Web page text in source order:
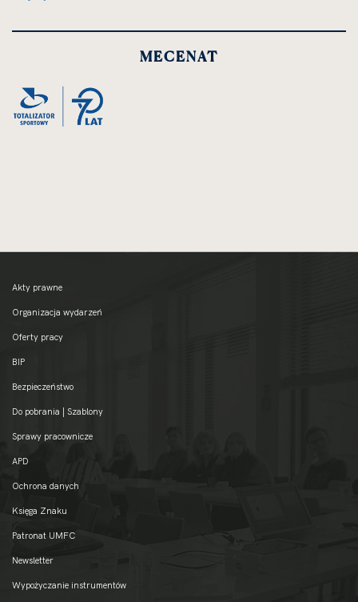
MECENAT
Akty prawne
Organizacja wydarzeń
Oferty pracy
BIP
Bezpieczeństwo
Do pobrania | Szablony
Sprawy pracownicze
APD
Ochrona danych
Księga Znaku
Patronat UMFC
Newsletter
Wypożyczanie instrumentów